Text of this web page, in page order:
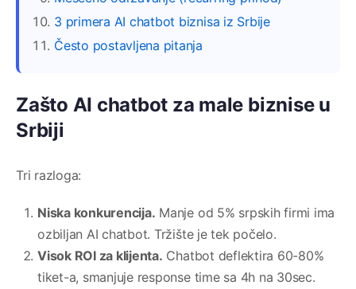
3 primera AI chatbot biznisa iz Srbije
Često postavljena pitanja
Zašto AI chatbot za male biznise u
Srbiji
Tri razloga:
Niska konkurencija. Manje od 5% srpskih firmi ima
ozbiljan AI chatbot. Tržište je tek počelo.
Visok ROI za klijenta. Chatbot deflektira 60-80%
tiket-a, smanjuje response time sa 4h na 30sec.